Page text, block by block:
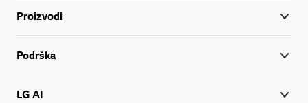
Proizvodi
Podrška
LG AI